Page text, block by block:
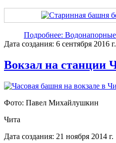
Подробнее:
Дата создания: 6 сентября 2016 г.
Вокзал на станции
Фото: Павел Михайлушкин
Чита
Дата создания: 21 ноября 2014 г.